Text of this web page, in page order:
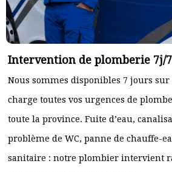
Intervention de plomberie 7j/
Nous sommes disponibles 7 jours
charge toutes vos urgences de
toute la province. Fuite d’eau,
problème de WC, panne de chauffe-
sanitaire : notre plombier intervient